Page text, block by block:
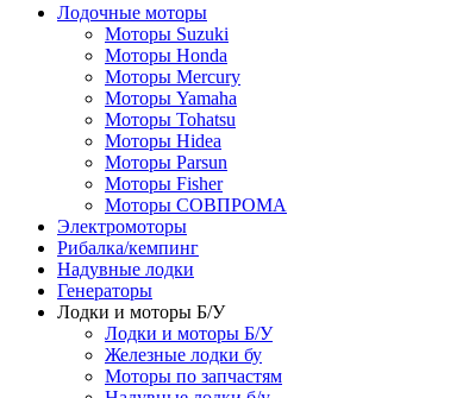
Лодочные моторы
Моторы Suzuki
Моторы Honda
Моторы Mercury
Моторы Yamaha
Моторы Tohatsu
Моторы Hidea
Моторы Parsun
Моторы Fisher
Моторы СОВПРОМА
Электромоторы
Рибалка/кемпинг
Надувные лодки
Генераторы
Лодки и моторы Б/У
Лодки и моторы Б/У
Железные лодки бу
Моторы по запчастям